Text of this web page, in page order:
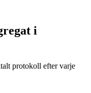
i
protokoll efter varje